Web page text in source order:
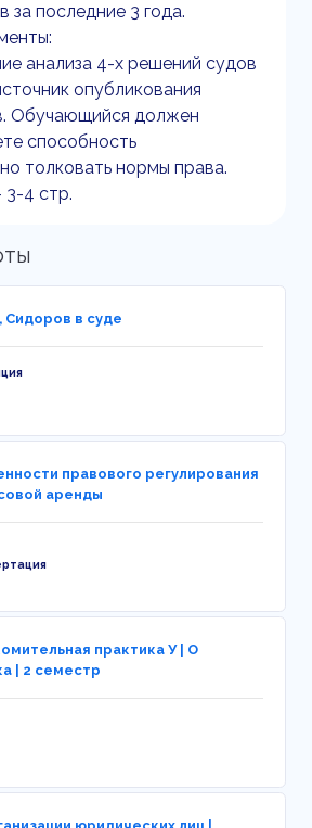
за последние 3 года.
анализа 4-х решений судов
опубликования
Обучающийся должен
способность
толковать нормы права.
3-4 стр.
Сидоров в суде
правового регулирования
аренды
практика У | О
| 2 семестр